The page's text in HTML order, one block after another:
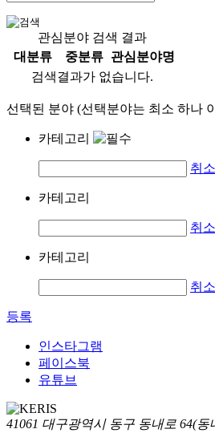
관심분야 검색 결과
대분류
중분류
관심분야명
검색결과가 없습니다.
선택된 분야 (선택분야는 최소 하나
카테고리
취소
카테고리
취소
카테고리
취소
등록
인스타그램
페이스북
유튜브
41061 대구광역시 동구 동내로 64(동